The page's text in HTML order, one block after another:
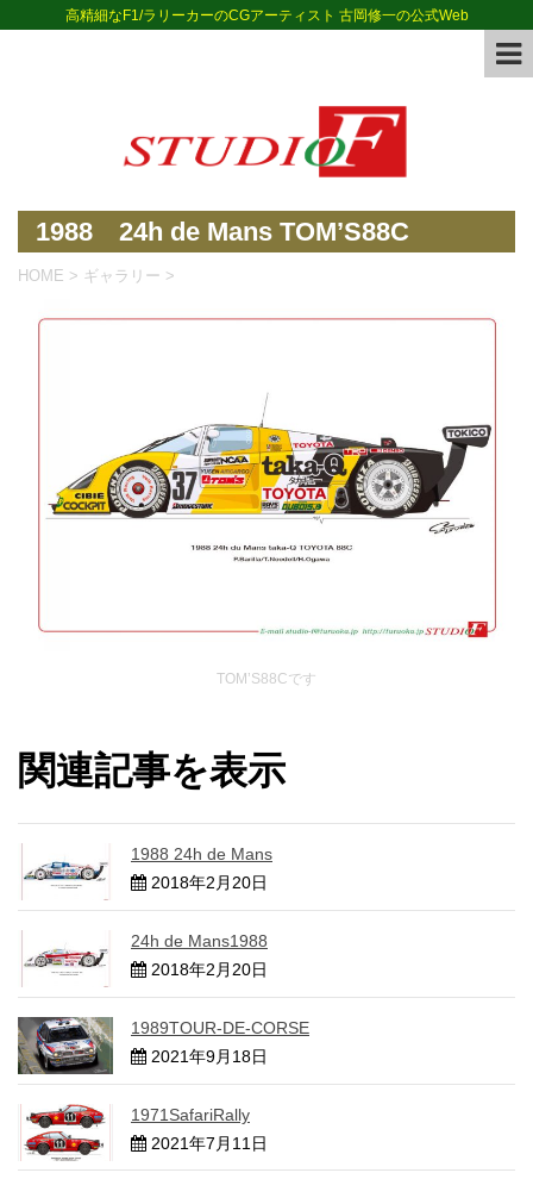
高精細なF1/ラリーカーのCGアーティスト 古岡修一の公式Web
1988 24h de Mans TOM’S88C
HOME > ギャラリー >
TOM’S88Cです
関連記事を表示
1988 24h de Mans
2018年2月20日
24h de Mans1988
2018年2月20日
1989TOUR-DE-CORSE
2021年9月18日
1971SafariRally
2021年7月11日